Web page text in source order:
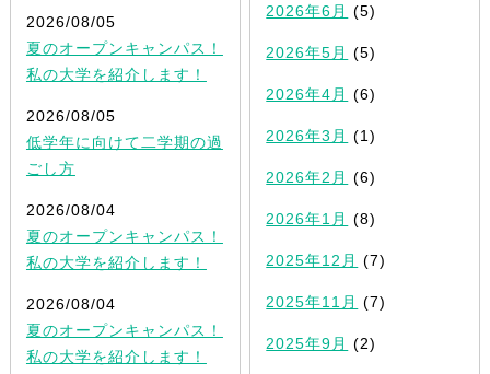
2026/08/05
夏のオープンキャンパス！
私の大学を紹介します！
2026/08/05
低学年に向けて二学期の過
ごし方
2026/08/04
夏のオープンキャンパス！
私の大学を紹介します！
2026/08/04
夏のオープンキャンパス！
私の大学を紹介します！
2026年6月 (5)
2026年5月 (5)
2026年4月 (6)
2026年3月 (1)
2026年2月 (6)
2026年1月 (8)
2025年12月 (7)
2025年11月 (7)
2025年9月 (2)